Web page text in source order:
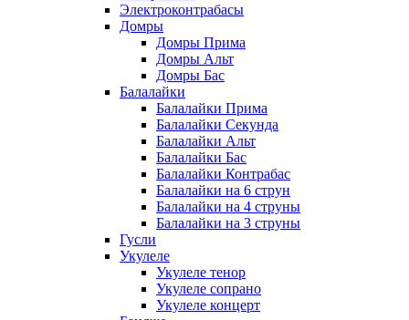
Электроконтрабасы
Домры
Домры Прима
Домры Альт
Домры Бас
Балалайки
Балалайки Прима
Балалайки Секунда
Балалайки Альт
Балалайки Бас
Балалайки Контрабас
Балалайки на 6 струн
Балалайки на 4 струны
Балалайки на 3 струны
Гусли
Укулеле
Укулеле тенор
Укулеле сопрано
Укулеле концерт